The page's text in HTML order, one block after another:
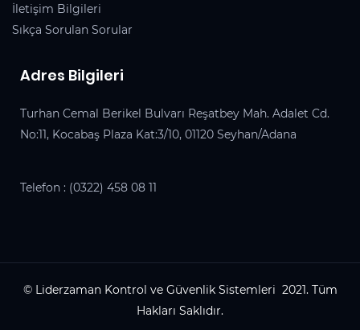
İletişim Bilgileri
Sıkça Sorulan Sorular
Adres Bilgileri
Turhan Cemal Berikel Bulvarı Reşatbey Mah. Adalet Cd.
No:11, Kocabaş Plaza Kat:3/10, 01120 Seyhan/Adana
Telefon : (0322) 458 08 11
© Liderzaman Kontrol ve Güvenlik Sistemleri 2021. Tüm
Hakları Saklıdır.